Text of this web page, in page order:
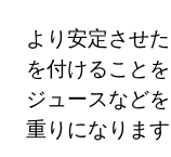
より安定させ
を付けること
ジュースなど
重りになりま